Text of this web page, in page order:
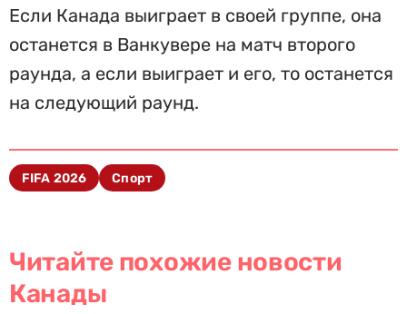
Если Канада выиграет в своей группе, она
останется в Ванкувере на матч второго
раунда, а если выиграет и его, то останется
на следующий раунд.
FIFA 2026 Спорт
Читайте похожие новости
Канады